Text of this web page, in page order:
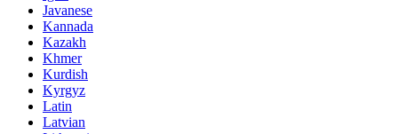
Javanese
Kannada
Kazakh
Khmer
Kurdish
Kyrgyz
Latin
Latvian